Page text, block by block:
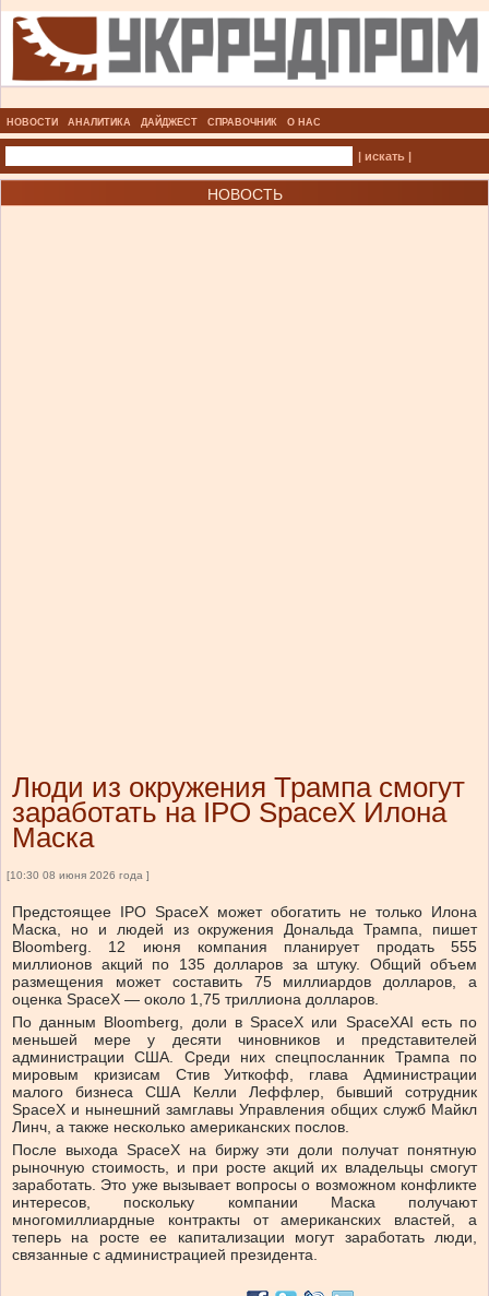
НОВОСТИ АНАЛИТИКА ДАЙДЖЕСТ СПРАВОЧНИК О НАС
| искать |
НОВОСТЬ
Люди из окружения Трампа смогут
заработать на IPO SpaceX Илона
Маска
[10:30 08 июня 2026 года ]
Предстоящее IPO SpaceX может обогатить не только Илона
Маска, но и людей из окружения Дональда Трампа, пишет
Bloomberg. 12 июня компания планирует продать 555
миллионов акций по 135 долларов за штуку. Общий объем
размещения может составить 75 миллиардов долларов, а
оценка SpaceX — около 1,75 триллиона долларов.
По данным Bloomberg, доли в SpaceX или SpaceXAI есть по
меньшей мере у десяти чиновников и представителей
администрации США. Среди них спецпосланник Трампа по
мировым кризисам Стив Уиткофф, глава Администрации
малого бизнеса США Келли Леффлер, бывший сотрудник
SpaceX и нынешний замглавы Управления общих служб Майкл
Линч, а также несколько американских послов.
После выхода SpaceX на биржу эти доли получат понятную
рыночную стоимость, и при росте акций их владельцы смогут
заработать. Это уже вызывает вопросы о возможном конфликте
интересов, поскольку компании Маска получают
многомиллиардные контракты от американских властей, а
теперь на росте ее капитализации могут заработать люди,
связанные с администрацией президента.